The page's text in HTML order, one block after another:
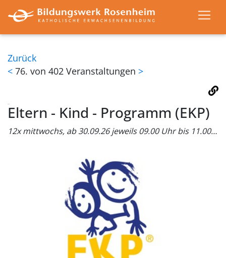
Zurück
< 76. von 402 Veranstaltungen >
Eltern - Kind - Programm (EKP)
12x mittwochs, ab 30.09.26 jeweils 09.00 Uhr bis 11.00 Uhr